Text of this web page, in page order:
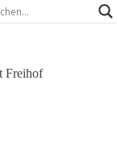
Freihof